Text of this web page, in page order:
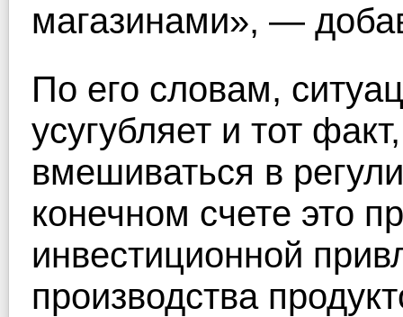
магазинами», —
По его словам,
усугубляет и тот
вмешиваться в
конечном счете это
инвестиционной
производства